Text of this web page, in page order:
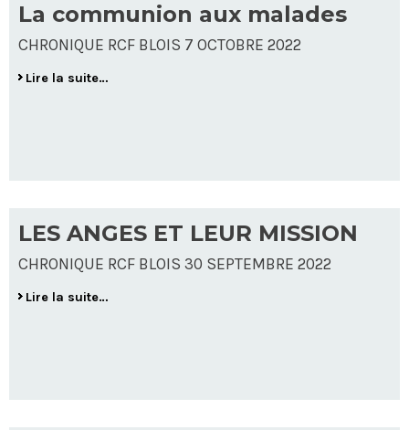
La communion aux malades
CHRONIQUE RCF BLOIS 7 OCTOBRE 2022
Lire la suite…
LES ANGES ET LEUR MISSION
CHRONIQUE RCF BLOIS 30 SEPTEMBRE 2022
Lire la suite…